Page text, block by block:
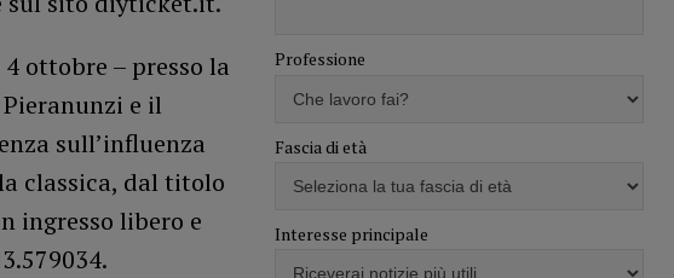
ottobre – presso la
e il
sull’influenza
classica, dal titolo
ingresso libero e
Professione
Fascia di età
Interesse principale